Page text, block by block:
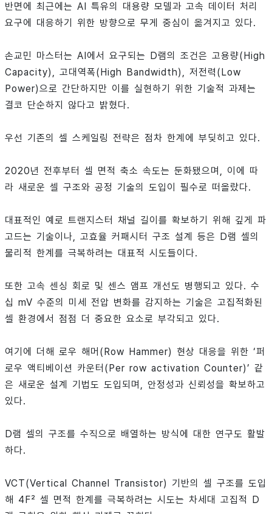
반면에 최근에는 AI 특유의 대용량 모델과 고속 데이터 처리
요구에 대응하기 위한 방향으로 무게 중심이 옮겨지고 있다.
손교민 마스터는 AI에서 요구되는 D램의 조건은 고용량(High
Capacity), 고대역폭(High Bandwidth), 저전력(Low
Power)으로 간단하지만 이를 실현하기 위한 기술적 과제는
결코 단순하지 않다고 밝혔다.
우선 기존의 셀 스케일링 전략은 점차 한계에 부딪히고 있다.
2020년 전후부터 셀 면적 축소 속도는 둔화됐으며, 이에 따
라 새로운 셀 구조와 공정 기술의 도입이 필수로 떠올랐다.
대표적인 예로 트랜지스터 채널 길이를 확보하기 위해 깊게 파
고드는 기술이나, 고효율 커패시터 구조 설계 등은 D램 셀의
물리적 한계를 극복하려는 대표적 시도들이다.
또한 고속 센싱 회로 및 센스 앰프 개선도 병행되고 있다. 수
십 mV 수준의 미세 전압 변화를 감지하는 기술은 고집적화된
셀 환경에서 점점 더 중요한 요소로 부각되고 있다.
여기에 더해 로우 해머(Row Hammer) 현상 대응을 위한 ‘퍼
로우 액티베이션 카운터(Per row activation Counter)’ 같
은 새로운 설계 기법도 도입되며, 안정성과 신뢰성을 확보하고
있다.
D램 셀의 구조를 수직으로 배열하는 방식에 대한 연구도 활발
하다.
VCT(Vertical Channel Transistor) 기반의 셀 구조를 도입
해 4F² 셀 면적 한계를 극복하려는 시도는 차세대 고집적 D